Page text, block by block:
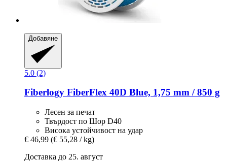
Добавяне
5.0 (2)
Fiberlogy FiberFlex 40D Blue, 1,75 mm / 850 g
Лесен за печат
Твърдост по Шор D40
Висока устойчивост на удар
€ 46,99 (€ 55,28 / kg)
Доставка до 25. август